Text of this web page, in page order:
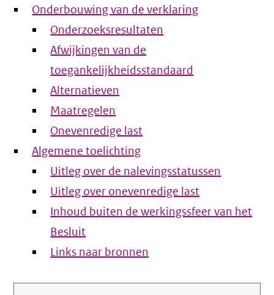
Onderbouwing van de verklaring
Onderzoeksresultaten
Afwijkingen van de
toegankelijkheidsstandaard
Alternatieven
Maatregelen
Onevenredige last
Algemene toelichting
Uitleg over de nalevingsstatussen
Uitleg over onevenredige last
Inhoud buiten de werkingssfeer van het
Besluit
Links naar bronnen